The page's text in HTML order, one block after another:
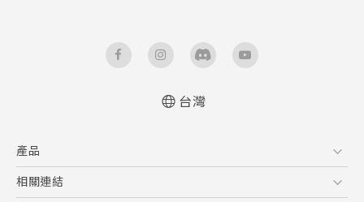
台灣
產品
5G
相關連結